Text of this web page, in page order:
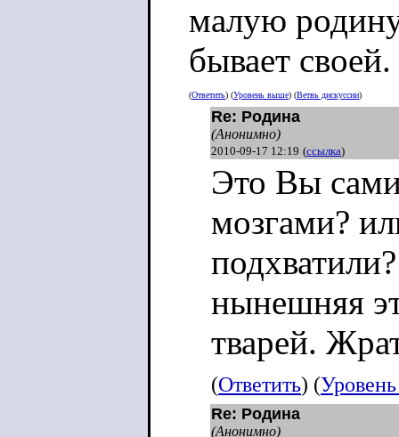
малую
бывает своей.
(Ответить) (Уровень выше) (Ветвь дискуссии)
Re: Родина
(Анонимно)
2010-09-17 12:19 (ссылка)
Это Вы
мозгами?
нынешняя
тварей.
(Ответить) (
Re: Родина
(Анонимно)